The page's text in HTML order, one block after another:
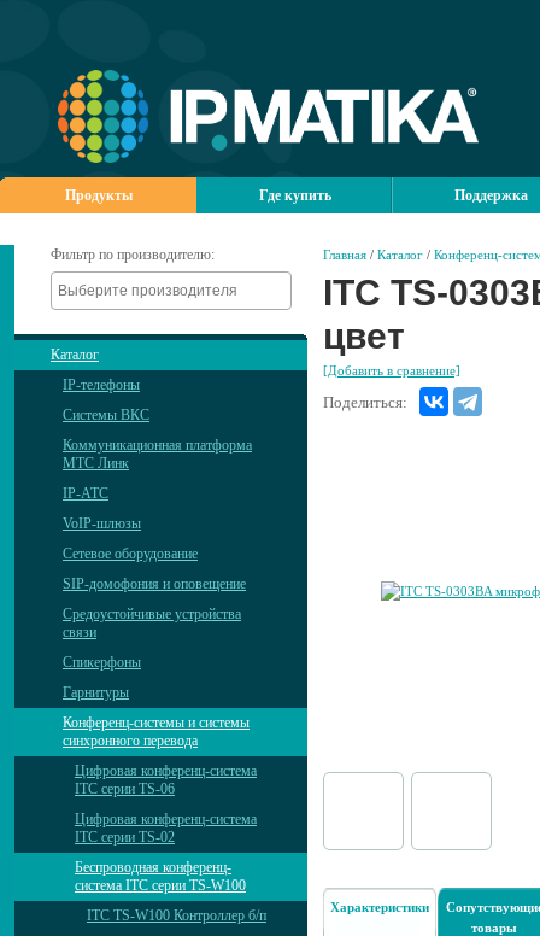
Продукты Где купить Поддержка
Фильтр по производителю:
Каталог
IP-телефоны
Системы ВКС
Коммуникационная платформа
МТС Линк
IP-АТС
VoIP-шлюзы
Сетевое оборудование
SIP-домофония и оповещение
Средоустойчивые устройства
связи
Спикерфоны
Гарнитуры
Конференц-системы и системы
синхронного перевода
Цифровая конференц-система
ITC серии TS-06
Цифровая конференц-система
ITC серии TS-02
Беспроводная конференц-
система ITC серии TS-W100
ITC TS-W100 Контроллер б/п
Главная / Каталог / Конференц-
ITC TS-
цвет
[Добавить в сравнение]
Поделиться:
Характеристики
товары